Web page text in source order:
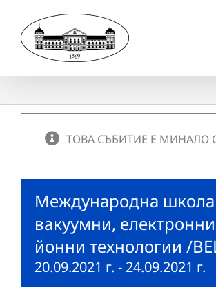
content
ТОВА СЪБИТИЕ Е МИНАЛО
Международна
вакуумни,
йонни технологии /
20.09.2021 г. - 24.09.2021 г.